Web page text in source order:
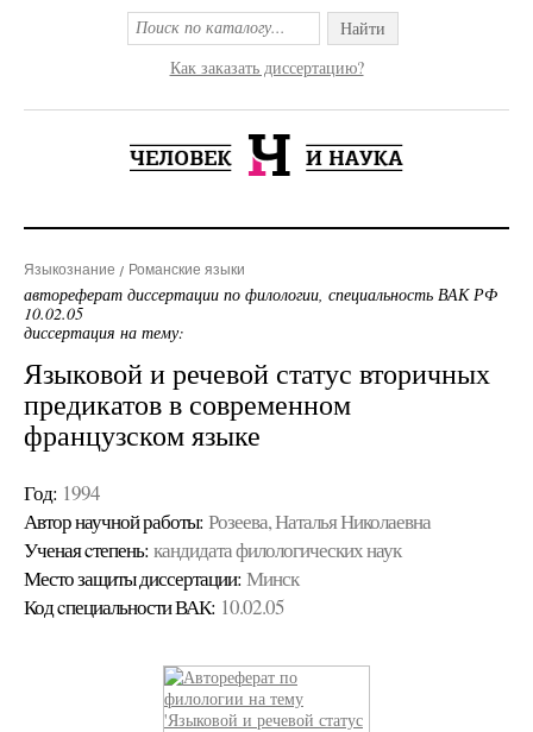
Найти
Как заказать диссертацию?
Языкознание Романские языки
автореферат диссертации по филологии, специальность ВАК РФ
10.02.05
диссертация на тему:
Языковой и речевой статус вторичных
предикатов в современном
французском языке
Год: 1994
Автор научной работы: Розеева, Наталья Николаевна
Ученая cтепень: кандидата филологических наук
Место защиты диссертации: Минск
Код cпециальности ВАК: 10.02.05